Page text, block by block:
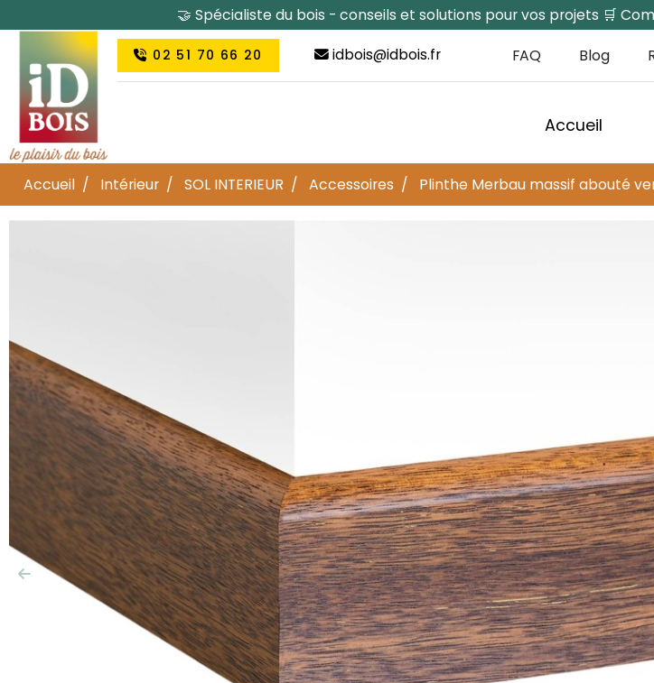
🤝 Spécialiste du bois - conseils et solutions pour vos projets 🛒
02 51 70 66 20 idbois@idbois.fr FAQ Blog
Accueil
Accueil Intérieur SOL INTERIEUR Accessoires Plinthe Merbau massif abouté
Précédent